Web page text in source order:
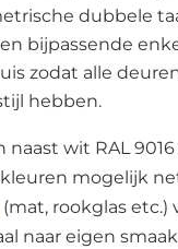
dubbele
bijpassende
zodat alle
hebben.
naast wit RAL
mogelijk
rookglas etc.)
naar eigen